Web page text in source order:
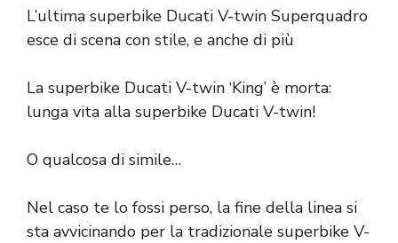
L’ultima superbike Ducati V-twin Superquadro
esce di scena con stile, e anche di più
La superbike Ducati V-twin ‘King’ è morta:
lunga vita alla superbike Ducati V-twin!
O qualcosa di simile…
Nel caso te lo fossi perso, la fine della linea si
sta avvicinando per la tradizionale superbike V-